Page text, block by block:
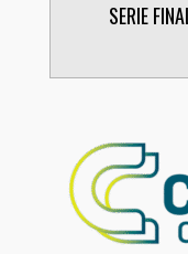
SERIE